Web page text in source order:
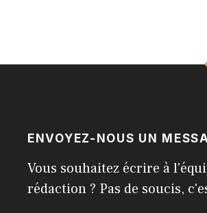
ENVOYEZ-NOUS UN
Vous souhaitez écrire à
rédaction ? Pas de soucis,